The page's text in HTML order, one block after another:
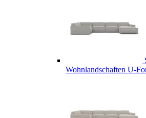
Wohnlandschaften U-